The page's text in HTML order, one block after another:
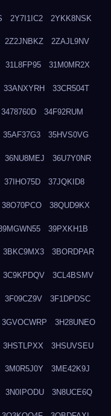
2Y7I1IC2 2YKK8NSK
2Z2JNBKZ 2ZAJL9NV
31L8FP95 31M0MR2X
33ANXYRH 33CR504T
3478760D 34F92RUM
35AF37G3 35HVS0VG
36NU8MEJ 36U7Y0NR
37IHO75D 37JQKID8
38O70PCO 38QUD9KX
39PXKH1B
3BKC9MX3 3BORDPAR
3C9KPDQV 3CL4BSMV
3F09CZ9V 3F1DPDSC
3GVOCWRP 3H28UNEO
3HSTLPXX 3HSUVSEU
3M0R5J0Y 3ME42K9J
3N0IPODU 3N8UCE6Q